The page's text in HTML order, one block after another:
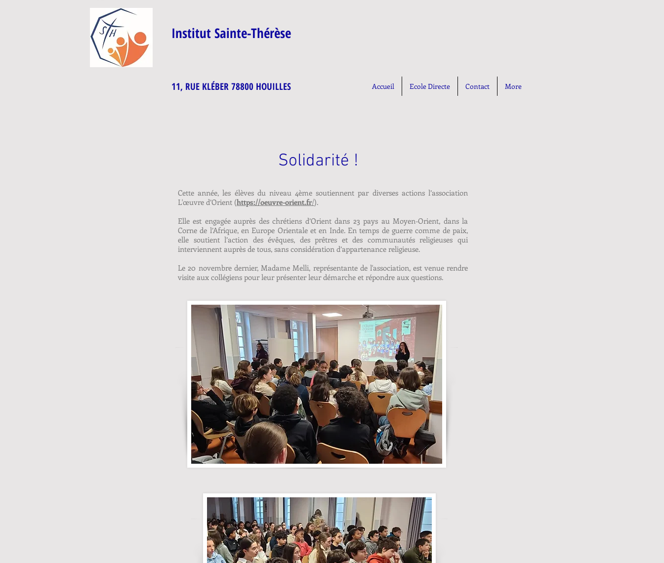
Institut Sainte-Thérèse
11, RUE KLÉBER 78800 HOUILLES Accueil Ecole Directe Contact More
Solidarité !
Cette année, les élèves du niveau 4ème soutiennent par diverses actions l’association
L'œuvre d’Orient (https://oeuvre-orient.fr/).
Elle est engagée auprès des chrétiens d’Orient dans 23 pays au Moyen-Orient, dans la
Corne de l’Afrique, en Europe Orientale et en Inde. En temps de guerre comme de paix,
elle soutient l’action des évêques, des prêtres et des communautés religieuses qui
interviennent auprès de tous, sans considération d’appartenance religieuse.
​Le 20 novembre dernier, Madame Melli, représentante de l'association, est venue rendre
visite aux collégiens pour leur présenter leur démarche et répondre aux questions.